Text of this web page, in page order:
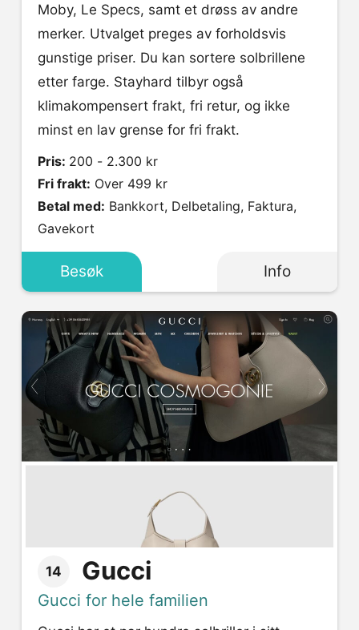
Moby, Le Specs, samt et drøss av andre
merker. Utvalget preges av forholdsvis
gunstige priser. Du kan sortere solbrillene
etter farge. Stayhard tilbyr også
klimakompensert frakt, fri retur, og ikke
minst en lav grense for fri frakt.
Pris: 200 - 2.300 kr
Fri frakt: Over 499 kr
Betal med:
Gavekort
Besøk Info
14 Gucci
Gucci for hele familien